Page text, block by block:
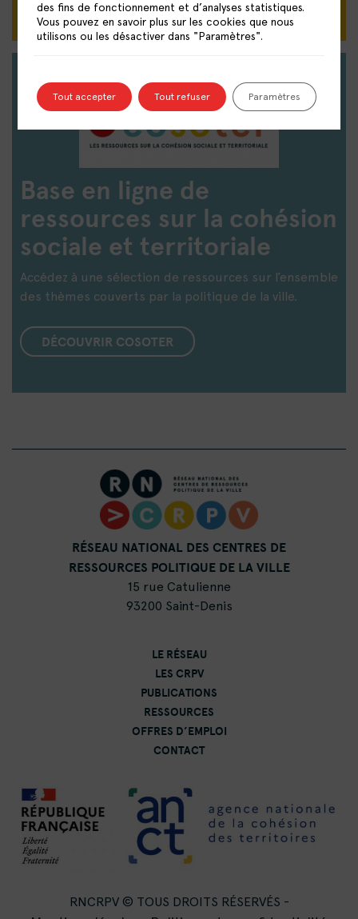
Base en ligne de
ressources sur la cohésion
sociale et territoriale
Accédez à une sélection de ressources sur l’ensemble
des thèmes couverts par la politique de la ville.
DÉCOUVRIR COSOTER
RÉSEAU NATIONAL DES CENTRES DE
RESSOURCES POLITIQUE DE LA VILLE
15 rue Catulienne
93200 Saint-Denis
LE RÉSEAU
LES CRPV
PUBLICATIONS
RESSOURCES
OFFRES D’EMPLOI
CONTACT
RNCRPV © TOUS DROITS RÉSERVÉS -
des fins de fonctionnement et d’analyses statistiques.
Vous pouvez en savoir plus sur les cookies que nous
utilisons ou les désactiver dans "Paramètres".
Tout accepter Tout refuser Paramètres